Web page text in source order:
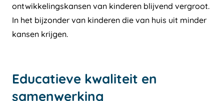
ontwikkelingskansen van kinderen blijvend vergroot.
In het bijzonder van kinderen die van huis uit minder
kansen krijgen.
Educatieve kwaliteit en
samenwerking